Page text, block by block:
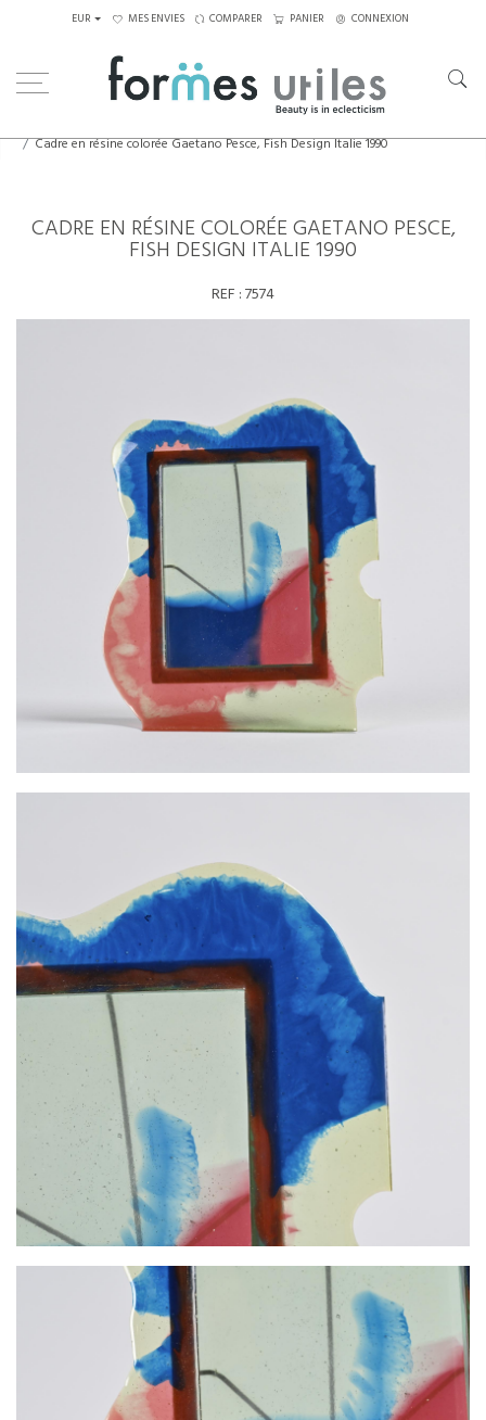
EUR MES ENVIES COMPARER PANIER CONNEXION
Cadre en résine colorée Gaetano Pesce, Fish Design Italie 1990
CADRE EN RÉSINE COLORÉE GAETANO PESCE,
FISH DESIGN ITALIE 1990
REF :7574